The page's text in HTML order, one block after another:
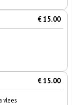
€ 15.00
€ 15.00
vlees